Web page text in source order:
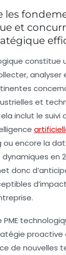
les
et
constitue
analyser
et
inclut le suivi
encore la
en
donc
PME
proactive
de nouvelles